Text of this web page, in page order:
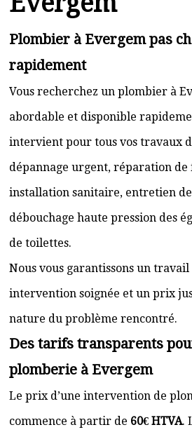
Plombier à Evergem pas
rapidement
Vous recherchez un plombier à
abordable et disponible
intervient pour tous vos travaux
dépannage urgent, réparation de
installation sanitaire, entretien
débouchage haute pression des
de toilettes.
Nous vous garantissons un
intervention soignée et un prix
nature du problème rencontré.
Des tarifs transparents
plomberie à Evergem
Le prix d’une intervention de
commence à partir de 60€ HTVA.